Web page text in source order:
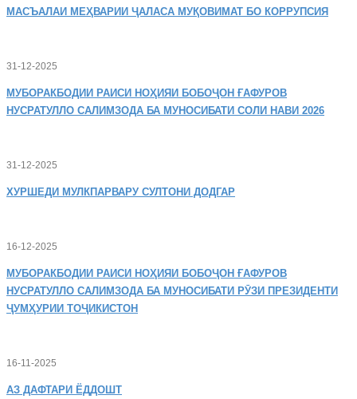
МАСЪАЛАИ МЕҲВАРИИ ҶАЛАСА МУҚОВИМАТ БО КОРРУПСИЯ
31-12-2025
МУБОРАКБОДИИ РАИСИ НОҲИЯИ БОБОҶОН ҒАФУРОВ
НУСРАТУЛЛО САЛИМЗОДА БА МУНОСИБАТИ СОЛИ НАВИ 2026
31-12-2025
ХУРШЕДИ МУЛКПАРВАРУ СУЛТОНИ ДОДГАР
16-12-2025
МУБОРАКБОДИИ РАИСИ НОҲИЯИ БОБОҶОН ҒАФУРОВ
НУСРАТУЛЛО САЛИМЗОДА БА МУНОСИБАТИ РӮЗИ ПРЕЗИДЕНТИ
ҶУМҲУРИИ ТОҶИКИСТОН
16-11-2025
АЗ ДАФТАРИ ЁДДОШТ